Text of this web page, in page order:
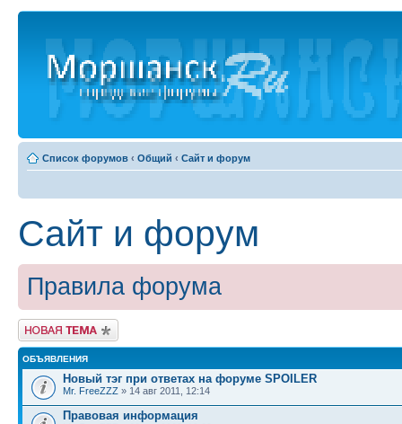
Список форумов ‹ Общий ‹ Сайт и форум
Сайт и форум
Правила форума
Новая тема
ОБЪЯВЛЕНИЯ
Новый тэг при ответах на форуме SPOILER
Mr. FreeZZZ » 14 авг 2011, 12:14
Правовая информация